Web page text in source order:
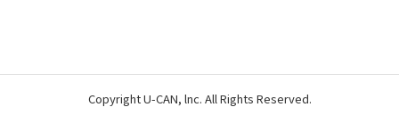
Copyright U-CAN, lnc. All Rights Reserved.